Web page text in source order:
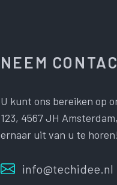
NEEM
U kunt ons bereiken op
123, 4567 JH
ernaar uit van u te horen!
info@techidee.nl